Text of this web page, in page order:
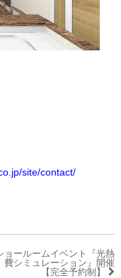
site/contact/
ョールームイベント『光熱
費シミュレーション』開催
【完全予約制】